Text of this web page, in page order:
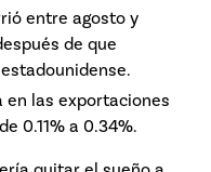
entre agosto y
de que
en las exportaciones
0.11% a 0.34%.